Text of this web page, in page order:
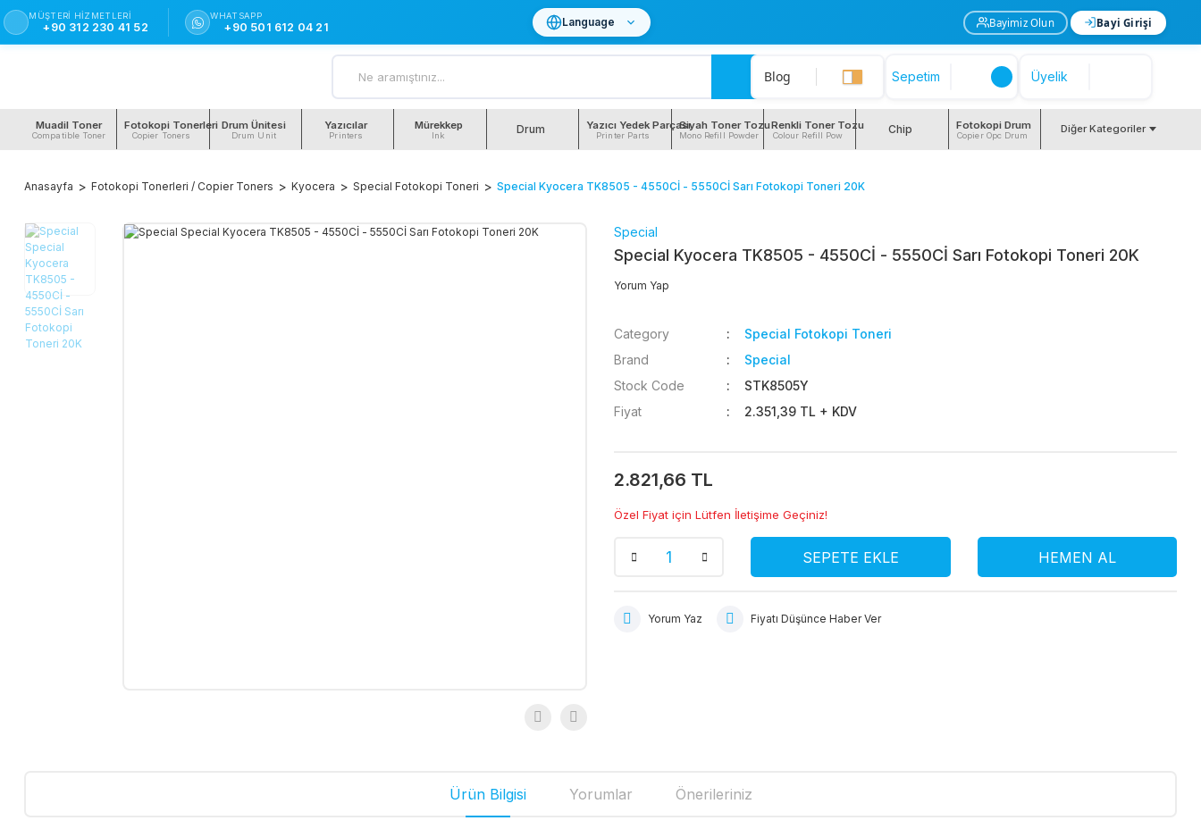
MÜŞTERI HIZMETLERI
+90 312 230 41 52
WHATSAPP
+90 501 612 04 21 Language Bayimiz Olun Bayi Girişi
Blog Sepetim Üyelik
Muadil Toner
Compatible Toner
Fotokopi Tonerleri
Copier Toners
Drum Ünitesi
Drum Unit
Yazıcılar
Printers
Mürekkep
Ink Drum Yazıcı Yedek Parçası
Printer Parts
Siyah Toner Tozu
Mono Refill Powder
Renkli Toner Tozu
Colour Refill Pow Chip Fotokopi Drum
Copier Opc Drum Diğer Kategoriler
Anasayfa Fotokopi Tonerleri / Copier Toners Kyocera Special Fotokopi Toneri Special Kyocera TK8505 - 4550Cİ - 5550Cİ Sarı Fotokopi Toneri 20K
Special
Special Kyocera TK8505 - 4550Cİ - 5550Cİ Sarı Fotokopi Toneri 20K
Yorum Yap
Category
Special Fotokopi Toneri
Brand
Special
Stock Code
STK8505Y
Fiyat
2.351,39 TL + KDV
2.821,66 TL
Özel Fiyat için Lütfen İletişime Geçiniz!
SEPETE EKLE HEMEN AL
Yorum Yaz Fiyatı Düşünce Haber Ver
Ürün Bilgisi Yorumlar Önerileriniz